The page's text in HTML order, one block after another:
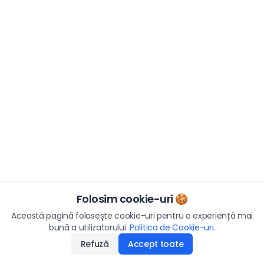
Folosim cookie-uri 🍪
Această pagină folosește cookie-uri pentru o experiență mai
bună a utilizatorului. Politica de Cookie-uri.
Refuză
Accept toate